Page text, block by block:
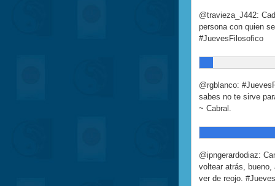
@travieza_J442:
persona con quien
#JuevesFilosofico
@rgblanco:
sabes no te sirve
~ Cabral.
@ipngerardodiaz:
voltear atrás,
ver de reojo.